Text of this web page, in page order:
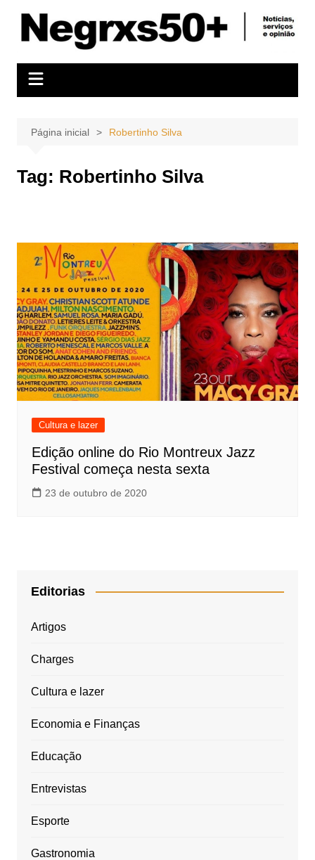
conteúdo
Página inicial Robertinho Silva
Tag: Robertinho Silva
Cultura e lazer
Edição online do Rio Montreux Jazz
Festival começa nesta sexta
23 de outubro de 2020
Editorias
Artigos
Charges
Cultura e lazer
Economia e Finanças
Educação
Entrevistas
Esporte
Gastronomia